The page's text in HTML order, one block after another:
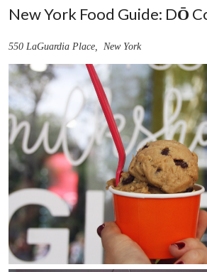
New York Food Guide: DŌ
550 LaGuardia Place, New York